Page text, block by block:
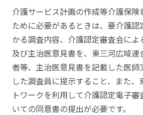
介護サービス計画の作成等介護保
ために必要があるときは、要介護
かる調査内容、介護認定審査会によ
及び主治医意見書を、東三河広域連
者等、主治医意見書を記載した医
した調査員に提示すること、また、
トワークを利用して介護認定電子
いての同意書の提出が必要です。